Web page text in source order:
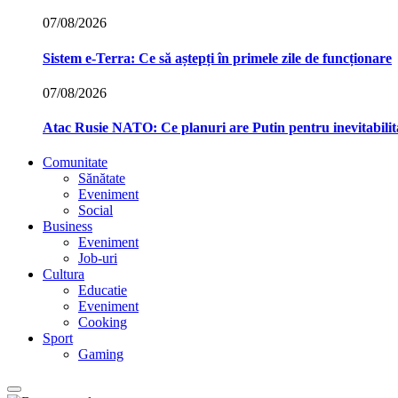
07/08/2026
Sistem e-Terra: Ce să aștepți în primele zile de funcționare
07/08/2026
Atac Rusie NATO: Ce planuri are Putin pentru
Comunitate
Sănătate
Eveniment
Social
Business
Eveniment
Job-uri
Cultura
Educatie
Eveniment
Cooking
Sport
Gaming